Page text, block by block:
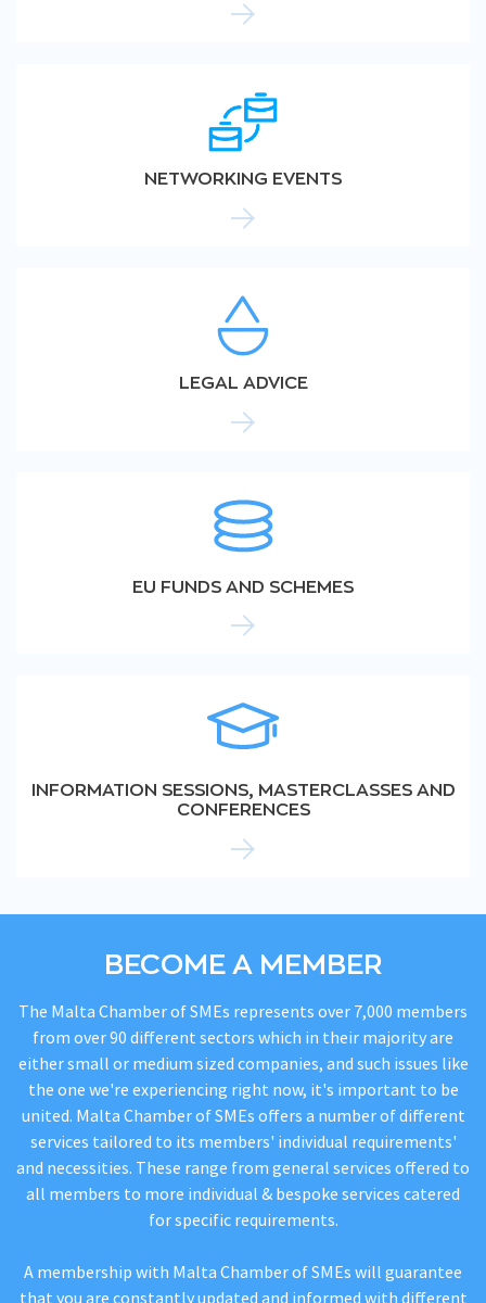
NETWORKING EVENTS
LEGAL ADVICE
EU FUNDS AND SCHEMES
INFORMATION SESSIONS, MASTERCLASSES AND
CONFERENCES
BECOME A MEMBER
The Malta Chamber of SMEs represents over 7,000 members
from over 90 different sectors which in their majority are
either small or medium sized companies, and such issues like
the one we're experiencing right now, it's important to be
united. Malta Chamber of SMEs offers a number of different
services tailored to its members' individual requirements'
and necessities. These range from general services offered to
all members to more individual & bespoke services catered
for specific requirements.
A membership with Malta Chamber of SMEs will guarantee
that you are constantly updated and informed with different